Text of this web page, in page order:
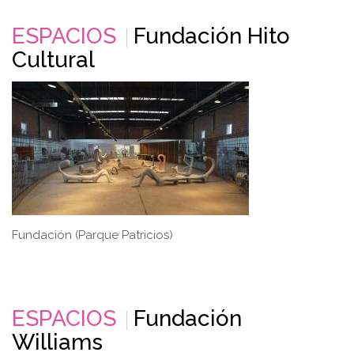
ESPACIOS
Fundación Hito
Cultural
Fundación (Parque Patricios)
ESPACIOS
Fundación
Williams